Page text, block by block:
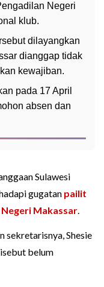
Negeri
klub.
dilayangkan
dianggap tidak
kewajiban.
pada 17 April
absen dan
Sulawesi
gugatan pailit
Makassar.
sekretarisnya, Shesie
belum